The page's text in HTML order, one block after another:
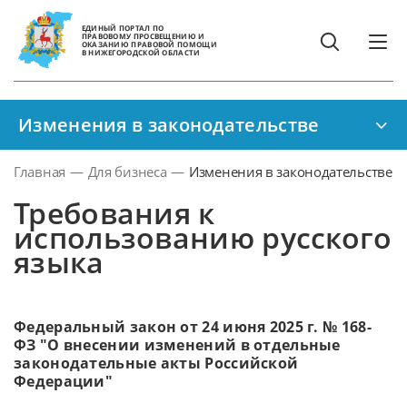
ЕДИНЫЙ ПОРТАЛ ПО
ПРАВОВОМУ ПРОСВЕЩЕНИЮ И
ОКАЗАНИЮ ПРАВОВОЙ ПОМОЩИ
В НИЖЕГОРОДСКОЙ ОБЛАСТИ
Изменения в законодательстве
Главная — Для бизнеса — Изменения в законодательстве
Требования к
использованию русского
языка
Федеральный закон от 24 июня 2025 г. № 168-
ФЗ "О внесении изменений в отдельные
законодательные акты Российской
Федерации"